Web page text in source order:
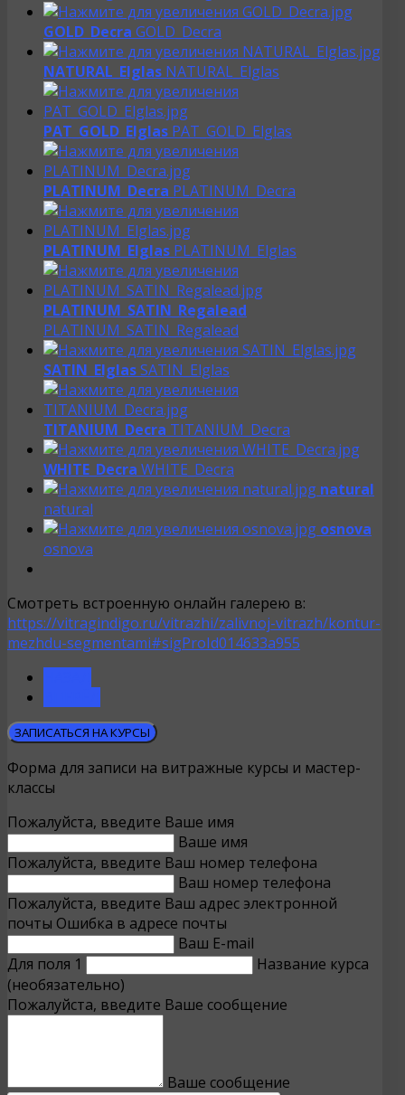
GOLD_Decra GOLD_Decra
NATURAL_Elglas NATURAL_Elglas
PAT_GOLD_Elglas PAT_GOLD_Elglas
PLATINUM_Decra PLATINUM_Decra
PLATINUM_Elglas PLATINUM_Elglas
PLATINUM_SATIN_Regalead
PLATINUM_SATIN_Regalead
SATIN_ElglasSATIN_Elglas
TITANIUM_Decra TITANIUM_Decra
WHITE_Decra WHITE_Decra
natural
natural
osnova
osnova
Смотреть встроенную онлайн галерею в:
https://vitragindigo.ru/vitrazhi/zalivnoj-vitrazh/kontur-
mezhdu-segmentami#sigProId014633a955
ЗАПИСАТЬСЯ НА КУРСЫ
Форма для записи на витражные курсы и мастер-
классы
Пожалуйста, введите Ваше имя
Ваше имя
Пожалуйста, введите Ваш номер телефона
Ваш номер телефона
Пожалуйста, введите Ваш адрес электронной
почты Ошибка в адресе почты
Ваш E-mail
Для поля 1
Название курса
(необязательно)
Пожалуйста, введите Ваше сообщение
Ваше сообщение